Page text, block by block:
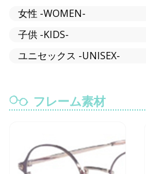
女性 -WOMEN-
子供 -KIDS-
ユニセックス -UNISEX-
フレーム素材